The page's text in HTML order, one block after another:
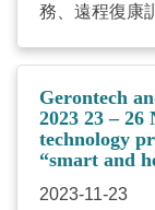
系客座教授
化社會。網上
家居等應用方
育活動，「樂
由創新科技塑
復康，並透過
化帶來的機遇
務、遠程復康
過200個參展
樂齡科技產品
館，包括︰「
台」、「樂齡
護食展覽館」
服務」、「互
Gerontech
2023 23 – 26
technology
“smart and
2023-11-23